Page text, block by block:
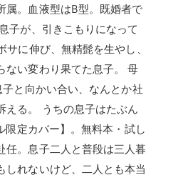
属。血液型はB型。既婚者で
子が、引きこもりになって
に伸び、無精髭を生やし、
ない変わり果てた息子。 母
と向かい合い、なんとか社
える。 うちの息子はたぶん
限定カバー】。無料本・試し
任。息子二人と普段は三人暮
しれないけど、二人とも本当